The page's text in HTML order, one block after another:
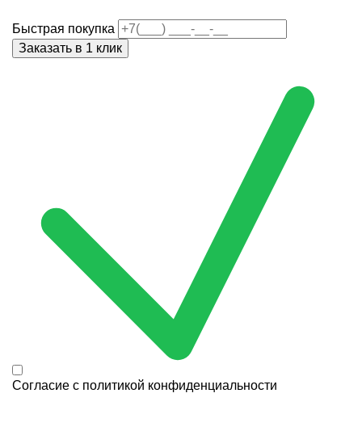
Быстрая покупка
Согласие с политикой конфиденциальности